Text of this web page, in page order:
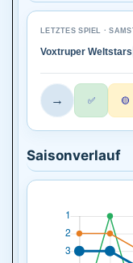
LETZTES SPIEL ·
Voxtruper Weltstars
→ ✅ 🟡
Saisonverlauf